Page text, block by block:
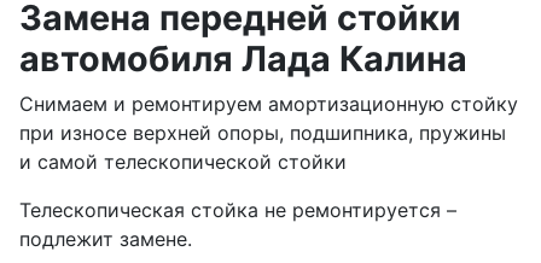
Замена передней стойки
автомобиля Лада Калина
Снимаем и ремонтируем амортизационную стойку
при износе верхней опоры, подшипника, пружины
и самой телескопической стойки
Телескопическая стойка не ремонтируется –
подлежит замене.